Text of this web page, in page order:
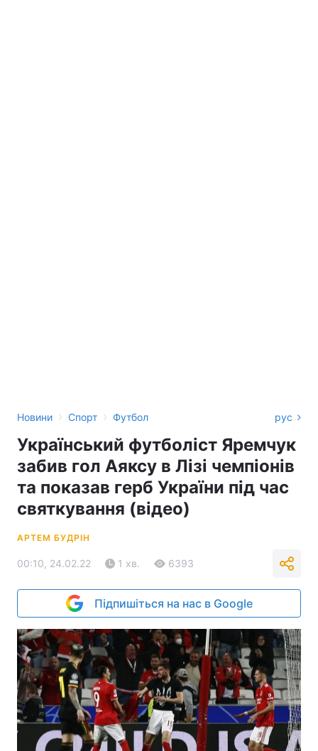
Новини › Спорт › Футбол рус
Український футболіст Яремчук
забив гол Аяксу в Лізі чемпіонів
та показав герб України під час
святкування (відео)
АРТЕМ БУДРІН
00:10, 24.02.22 1 хв. 6393
Підпишіться на нас в Google